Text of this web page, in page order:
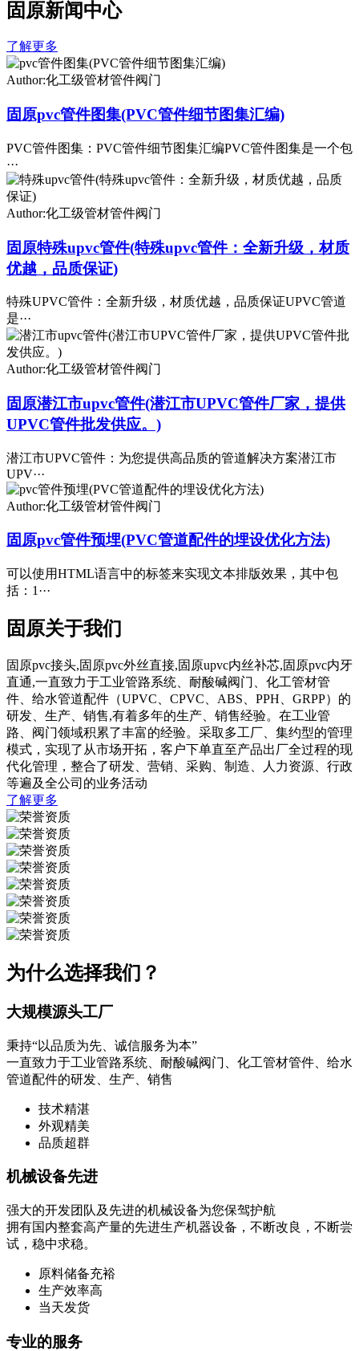
固原新闻中心
了解更多
Author:化工级管材管件阀门
固原pvc管件图集(PVC管件细节图集汇编)
PVC管件图集：PVC管件细节图集汇编PVC管件图集是一个包
···
Author:化工级管材管件阀门
固原特殊upvc管件(特殊upvc管件：全新升级，材质
优越，品质保证)
特殊UPVC管件：全新升级，材质优越，品质保证UPVC管道
是···
Author:化工级管材管件阀门
固原潜江市upvc管件(潜江市UPVC管件厂家，提供
UPVC管件批发供应。)
潜江市UPVC管件：为您提供高品质的管道解决方案潜江市
UPV···
Author:化工级管材管件阀门
固原pvc管件预埋(PVC管道配件的埋设优化方法)
可以使用HTML语言中的标签来实现文本排版效果，其中包
括：1···
固原关于我们
固原pvc接头,固原pvc外丝直接,固原upvc内丝补芯,固原pvc内牙
直通,一直致力于工业管路系统、耐酸碱阀门、化工管材管
件、给水管道配件（UPVC、CPVC、ABS、PPH、GRPP）的
研发、生产、销售,有着多年的生产、销售经验。在工业管
路、阀门领域积累了丰富的经验。采取多工厂、集约型的管理
模式，实现了从市场开拓，客户下单直至产品出厂全过程的现
代化管理，整合了研发、营销、采购、制造、人力资源、行政
等遍及全公司的业务活动
了解更多
为什么选择我们？
大规模源头工厂
秉持“以品质为先、诚信服务为本”
一直致力于工业管路系统、耐酸碱阀门、化工管材管件、给水
管道配件的研发、生产、销售
技术精湛
外观精美
品质超群
机械设备先进
强大的开发团队及先进的机械设备为您保驾护航
拥有国内整套高产量的先进生产机器设备，不断改良，不断尝
试，稳中求稳。
原料储备充裕
生产效率高
当天发货
专业的服务